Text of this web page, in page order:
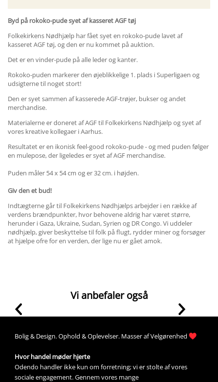
Byd på rokoko-pude syet af kasseret AGF tøj
Folkekirkens Nødhjælp har fået syet en rokoko-pude lavet af
kasseret AGF tøj, og den er nu kommet på auktion.
Det er en vinder-pude på alle leder og kanter.
Rokoko-puden markerer den øjeblikkelige 1. plads i Superligaen og
udsigterne til noget stort!
Den er syet sammen af kasserede AGF-trøjer, bukser og andet
merchandise.
Materialerne er doneret af AGF til Folkekirkens Nødhjælp og syet af
vores kreative kollegaer i Aarhus.
Resultatet er en ikonisk feel-good rokoko-pude - og med puden følger
en mulepose, der ligeledes er syet af AGF merchandise.
Puden måler 54 x 54 cm og er 32 cm. i højden.
Giv den et bud!
Indtægterne går til Folkekirkens Nødhjælps arbejder i en række af
verdens brændpunkter, hvor behovene aldrig har været større,
herunder i Gaza, Ukraine, Sudan, Syrien og DR Congo. Vi uddeler
nødhjælp, giver beskyttelse til folk på flugt, rydder miner og forsøger
at hjælpe ofre for en verden, der lige nu er gået amok.
Vi anbefaler også
Bolig & Design. Ophold &Oplevelser. Masser af Velgørenhed
Hvor handel møder hjerte
Odendo handler ikke kun om forretning; vi er stolte af vores
sociale engagement. Gennem vores mange